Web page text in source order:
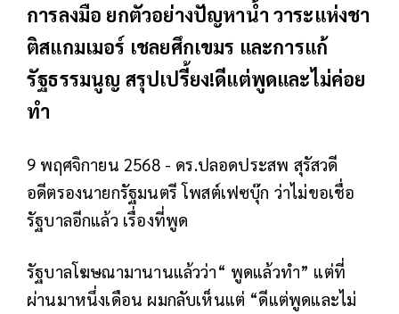
การลงมือ ยกตัวอย่างปัญหาน้ำ วาระแห่งชา
ติสแกมเมอร์ เชลยศึกเขมร และการแก้
รัฐธรรมนูญ สรุปเปรี้ยง!ดีแต่พูดและไม่ค่อย
ทำ
9 พฤศจิกายน 2568 - ดร.ปลอดประสพ สุรัสวดี
อดีตรองนายกรัฐมนตรี โพสต์เฟซบุ๊ก ว่าไม่ขอเชื่อ
รัฐบาลอีกแล้ว เรื่องที่พูด
รัฐบาลโฆษณามานานแล้วว่า“ พูดแล้วทำ” แต่ที่
ผ่านมาหนึ่งเดือน ผมกลับเห็นแต่ “ดีแต่พูดและไม่